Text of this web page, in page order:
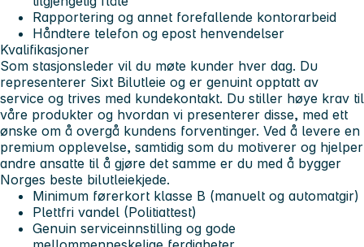
Rapportering og annet forefallende kontorarbeid
Håndtere telefon og epost henvendelser
Kvalifikasjoner
Som stasjonsleder vil du møte kunder hver dag. Du
representerer Sixt Bilutleie og er genuint opptatt av
service og trives med kundekontakt. Du stiller høye krav til
våre produkter og hvordan vi presenterer disse, med ett
ønske om å overgå kundens forventinger. Ved å levere en
premium opplevelse, samtidig som du motiverer og hjelper
andre ansatte til å gjøre det samme er du med å bygger
Norges beste bilutleiekjede.
Minimum førerkort klasse B (manuelt og automatgir)
Plettfri vandel (Politiattest)
Genuin serviceinnstilling og gode